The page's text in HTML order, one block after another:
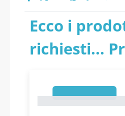
Ecco i
richiesti...